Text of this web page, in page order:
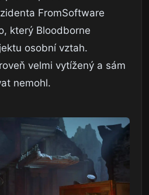
FromSoftware
který Bloodborne
osobní vztah.
velmi vytížený a sám
nemohl.